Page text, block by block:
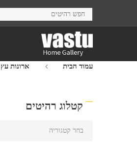
עמוד הבית ארונות עץ
קטלוג רהיטים